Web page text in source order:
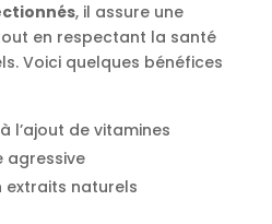
, il assure une
en respectant la santé
Voici quelques bénéfices
l’ajout de vitamines
agressive
extraits naturels